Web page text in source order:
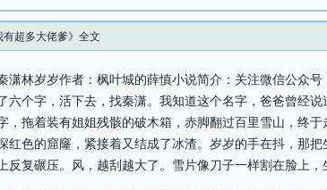
有超多大佬爹》全文
潇林岁岁作者：枫叶城的薛慎小说简介：关注微信公众
六个字，活下去，找秦潇。我知道这个名字，爸爸曾经
，拖着装有姐姐残骸的破木箱，赤脚翻过百里雪山
红色的窟窿，紧接着又结成了冰渣。岁岁的手在抖，那
反复碾压。风，越刮越大了。雪片像刀子一样割在脸上